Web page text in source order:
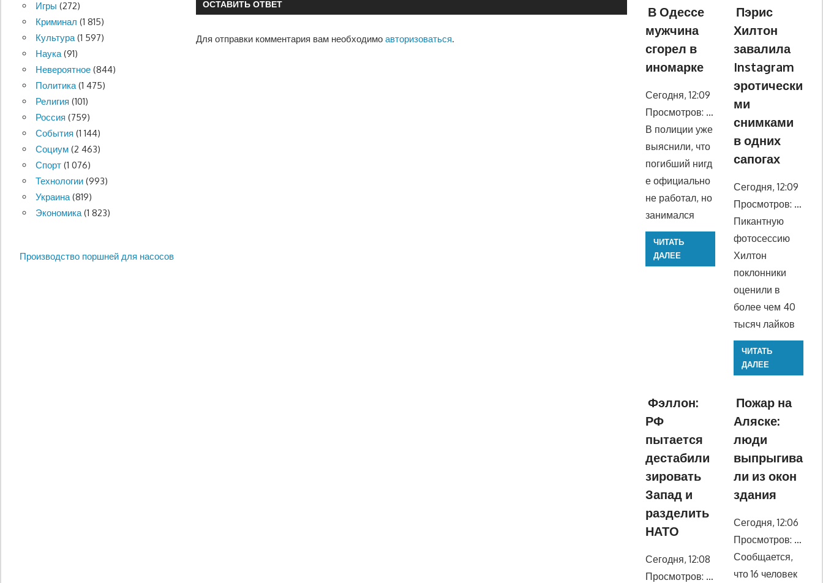
ОСТАВИТЬ ОТВЕТ
Для отправки комментария вам необходимоавторизоваться.
Игры (272)
Криминал (1 815)
Культура(1 597)
Наука(91)
Невероятное(844)
Политика(1 475)
Религия (101)
Россия (759)
События (1 144)
Социум(2 463)
Спорт(1 076)
Технологии(993)
Украина(819)
Экономика(1 823)
Производство поршней для насосов
В Одессе
мужчина
сгорел в
иномарке
Сегодня, 12:09
Просмотров: …
В полиции уже
выяснили, что
погибший нигд
е официально
не работал, но
занимался
ЧИТАТЬ
ДАЛЕЕ
Пэрис
Хилтон
завалила
Instagram
эротически
ми
снимками
в одних
сапогах
Сегодня, 12:09
Просмотров: …
Пикантную
фотосессию
Хилтон
поклонники
оценили в
более чем 40
тысяч лайков
ЧИТАТЬ
ДАЛЕЕ
Фэллон:
РФ
пытается
дестабили
зировать
Запад и
разделить
НАТО
Сегодня, 12:08
Просмотров: …
Пожар на
Аляске:
люди
выпрыгива
ли из окон
здания
Сегодня, 12:06
Просмотров: …
Сообщается,
что 16 человек